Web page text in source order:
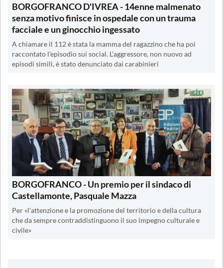
BORGOFRANCO D'IVREA - 14enne malmenato
senza motivo finisce in ospedale con un trauma
facciale e un ginocchio ingessato
A chiamare il 112 è stata la mamma del ragazzino che ha poi
raccontato l'episodio sui social. L'aggressore, non nuovo ad
episodi simili, è stato denunciato dai carabinieri
BORGOFRANCO - Un premio per il sindaco di
Castellamonte, Pasquale Mazza
Per «l'attenzione e la promozione del territorio e della cultura
che da sempre contraddistinguono il suo impegno culturale e
civile»